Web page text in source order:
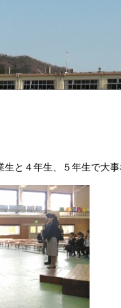
生と４年生、５年生で大